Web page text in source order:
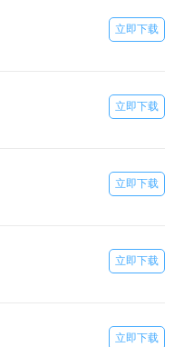
立即下载
立即下载
立即下载
立即下载
立即下载